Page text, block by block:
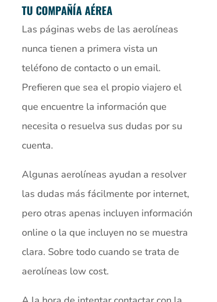
TU COMPAÑÍA AÉREA
Las páginas webs de las aerolíneas
nunca tienen a primera vista un
teléfono de contacto o un email.
Prefieren que sea el propio viajero el
que encuentre la información que
necesita o resuelva sus dudas por su
cuenta.
Algunas aerolíneas ayudan a resolver
las dudas más fácilmente por internet,
pero otras apenas incluyen información
online o la que incluyen no se muestra
clara. Sobre todo cuando se trata de
aerolíneas low cost.